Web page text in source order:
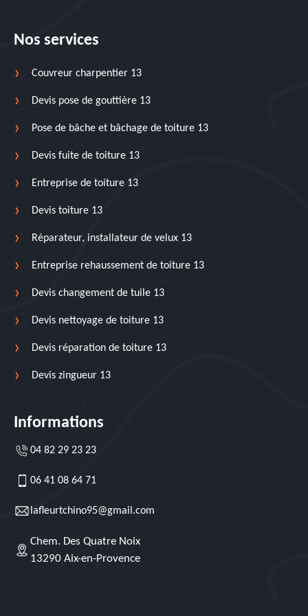
Nos services
Couvreur charpentier 13
Devis pose de gouttière 13
Pose de bâche et bâchage de toiture 13
Devis fuite de toiture 13
Entreprise de toiture 13
Devis toiture 13
Réparateur, installateur de velux 13
Entreprise rehaussement de toiture 13
Devis changement de tuile 13
Devis nettoyage de toiture 13
Devis réparation de toiture 13
Devis zingueur 13
Informations
04 82 29 23 23
06 41 08 64 71
lafleurtchino95@gmail.com
Chem. Des Quatre Noix
13290 Aix-en-Provence